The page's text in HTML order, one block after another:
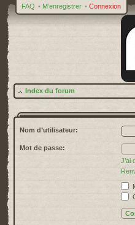
FAQ • M’enregistrer • Connexion
Index du forum
Nom d’utilisateur:
Mot de passe:
J’ai